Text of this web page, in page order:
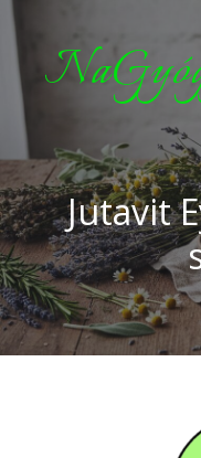
Jutavit